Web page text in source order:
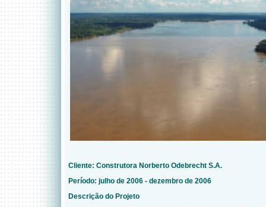
Cliente: Construtora Norberto Odebrecht S.A.
Período: julho de 2006 - dezembro de 2006
Descrição do Projeto